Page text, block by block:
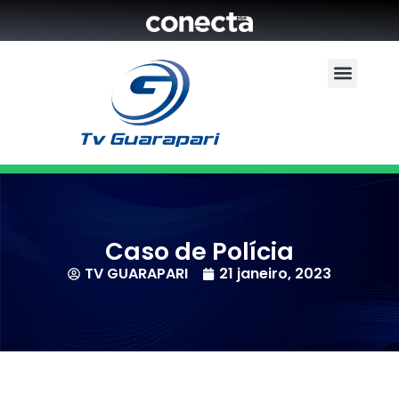
Caso de Polícia
TV GUARAPARI 21 janeiro, 2023